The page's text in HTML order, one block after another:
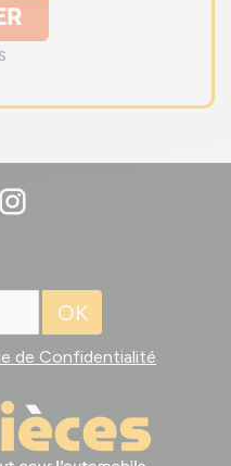
OK
de Confidentialité